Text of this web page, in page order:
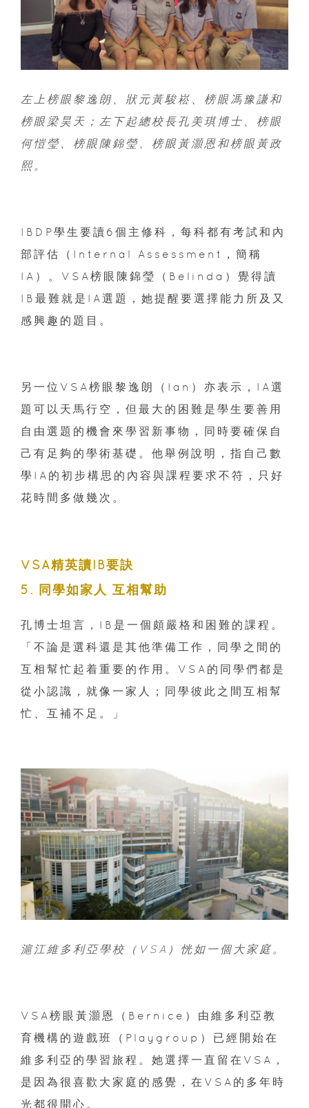
左上榜眼黎逸朗、狀元黃駿崧、榜眼馮豫謙和
榜眼梁昊天；左下起總校長孔美琪博士、榜眼
何愷瑩、榜眼陳錦瑩、榜眼黃灝恩和榜眼黃政
熙。
IBDP學生要讀6個主修科，每科都有考試和內
部評估（Internal Assessment，簡稱
IA）。VSA榜眼陳錦瑩（Belinda）覺得讀
IB最難就是IA選題，她提醒要選擇能力所及又
感興趣的題目。
另一位VSA榜眼黎逸朗（Ian）亦表示，IA選
題可以天馬行空，但最大的困難是學生要善用
自由選題的機會來學習新事物，同時要確保自
己有足夠的學術基礎。他舉例說明，指自己數
學IA的初步構思的內容與課程要求不符，只好
花時間多做幾次。
VSA精英讀IB要訣
5. 同學如家人 互相幫助
孔博士坦言，IB是一個頗嚴格和困難的課程。
「不論是選科還是其他準備工作，同學之間的
互相幫忙起着重要的作用。VSA的同學們都是
從小認識，就像一家人；同學彼此之間互相幫
忙、互補不足。」
滬江維多利亞學校（VSA）恍如一個大家庭。
VSA榜眼黃灝恩（Bernice）由維多利亞教
育機構的遊戲班（Playgroup）已經開始在
維多利亞的學習旅程。她選擇一直留在VSA，
是因為很喜歡大家庭的感覺，在VSA的多年時
光都很開心。